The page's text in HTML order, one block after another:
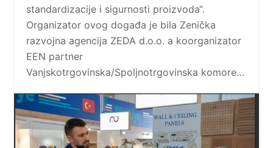
standardizacije i sigurnosti proizvoda“.
Organizator ovog događa je bila Zenička
razvojna agencija ZEDA d.o.o. a koorganizator
EEN partner
Vanjskotrgovinska/Spoljnotrgovinska komore…